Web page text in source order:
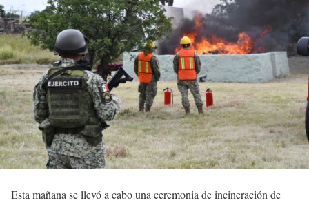
Esta mañana se llevó a cabo una ceremonia de incineración de